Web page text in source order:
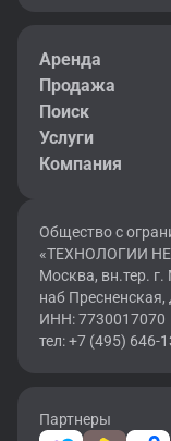
Аренда
Продажа
Поиск
Услуги
Компания
Общество с
«ТЕХНОЛОГИИ
Москва, вн.тер.
наб
ИНН: 7730017070
тел: +7 (495) 646-
Партнеры